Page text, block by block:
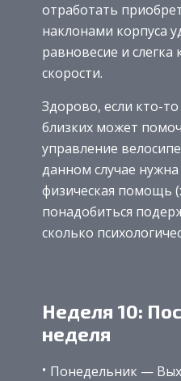
отработать
наклонами корпуса
равновесие и слегка
скорости.
Здорово, если кто-
близких может
управление
данном случае
физическая помощь
понадобиться
сколько
Неделя 10:
неделя
Понедельник —